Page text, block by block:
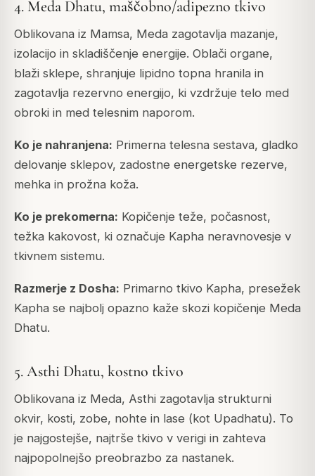
4. Meda Dhatu, maščobno/adipezno tkivo
Oblikovana iz Mamsa, Meda zagotavlja mazanje,
izolacijo in skladiščenje energije. Oblači organe,
blaži sklepe, shranjuje lipidno topna hranila in
zagotavlja rezervno energijo, ki vzdržuje telo med
obroki in med telesnim naporom.
Ko je nahranjena: Primerna telesna sestava, gladko
delovanje sklepov, zadostne energetske rezerve,
mehka in prožna koža.
Ko je prekomerna: Kopičenje teže, počasnost,
težka kakovost, ki označuje Kapha neravnovesje v
tkivnem sistemu.
Razmerje z Dosha: Primarno tkivo Kapha, presežek
Kapha se najbolj opazno kaže skozi kopičenje Meda
Dhatu.
5. Asthi Dhatu, kostno tkivo
Oblikovana iz Meda, Asthi zagotavlja strukturni
okvir, kosti, zobe, nohte in lase (kot Upadhatu). To
je najgostejše, najtrše tkivo v verigi in zahteva
najpopolnejšo preobrazbo za nastanek.